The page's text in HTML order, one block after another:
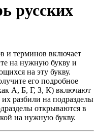
русских
и терминов включает
на нужную букву и
на эту букву.
его подробное
А, Б, Г, З, К) включают
разбили на подразделы
открываются в
на нужную букву.